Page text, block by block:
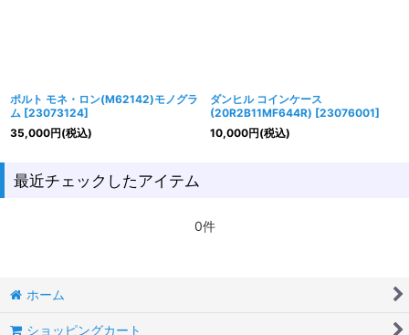
ポルト モネ・ロン(M62142)モノグラ
ム [23073124]
35,000円(税込)
ダンヒル コインケース
(20R2B11MF644R) [23076001]
10,000円(税込)
最近チェックしたアイテム
0件
ホーム
ショッピングカート